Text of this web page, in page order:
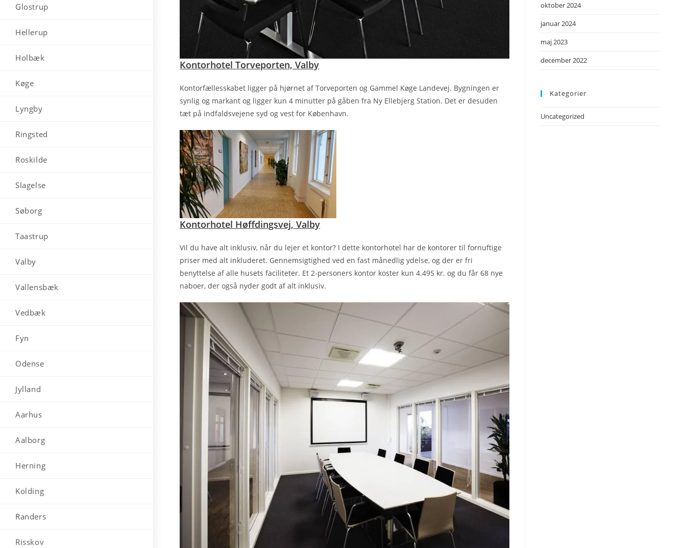
Glostrup
Hellerup
Holbæk
Køge
Lyngby
Ringsted
Roskilde
Slagelse
Søborg
Taastrup
Valby
Vallensbæk
Vedbæk
Fyn
Odense
Jylland
Aarhus
Aalborg
Herning
Kolding
Randers
Risskov
oktober 2024
januar 2024
maj 2023
december 2022
Kategorier
Uncategorized
Kontorhotel Torveporten, Valby
Kontorfællesskabet ligger på hjørnet af Torveporten og Gammel Køge Landevej. Bygningen er
synlig og markant og ligger kun 4 minutter på gåben fra Ny Ellebjerg Station. Det er desuden
tæt på indfaldsvejene syd og vest for København.
Kontorhotel Høffdingsvej, Valby
Vil du have alt inklusiv, når du lejer et kontor? I dette kontorhotel har de kontorer til fornuftige
priser med alt inkluderet. Gennemsigtighed ved en fast månedlig ydelse, og der er fri
benyttelse af alle husets faciliteter. Et 2-personers kontor koster kun 4.495 kr. og du får 68 nye
naboer, der også nyder godt af alt inklusiv.